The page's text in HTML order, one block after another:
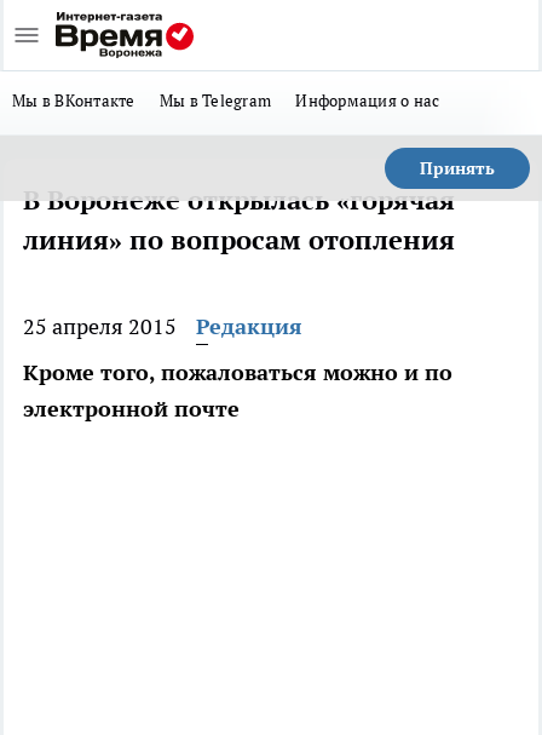
Мы в ВКонтакте Мы в Telegram Информация о нас
Принять
В Воронеже открылась «горячая
линия» по вопросам отопления
25 апреля 2015
Редакция
Кроме того, пожаловаться можно и по
электронной почте